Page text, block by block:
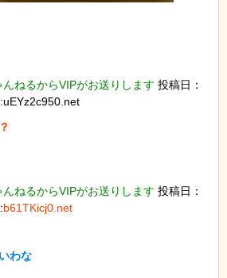
ねるからVIPがお送りします 投稿日：
ねるからVIPがお送りします 投稿日：
b61TKicj0.net
わな